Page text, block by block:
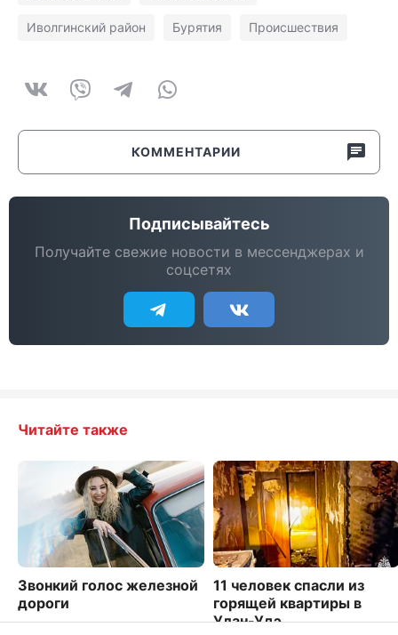
Иволгинский район Бурятия Происшествия
КОММЕНТАРИИ
Подписывайтесь
Получайте свежие новости в мессенджерах и
соцсетях
Читайте также
Звонкий голос железной
дороги
11 человек спасли из
горящей квартиры в
Улан-Удэ